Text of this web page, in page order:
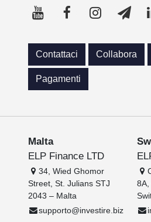
Contattaci Collabora
Pagamenti
Malta
ELP Finance LTD
34, Wied Ghomor
Street, St. Julians STJ
2043 – Malta
supporto@investire.biz
8A,